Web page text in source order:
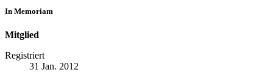
In Memoriam
Mitglied
Registriert
31 Jan. 2012